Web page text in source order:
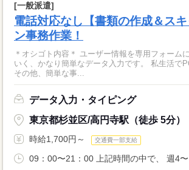
[一般派遣]
電話対応なし【書類の作成＆ス
ン事務作業！
＊オシゴト内容＊ ユーザー情報を専用フォームに そのまま入力して
いく、かなり簡単なデータ入力です。 私生活で
その他、簡単な事...
データ入力・タイピング
東京都杉並区/高円寺駅（徒歩 5分）
時給1,700円～ 交通費一部支給
09：00〜21：00 上記時間の中で、 週4〜